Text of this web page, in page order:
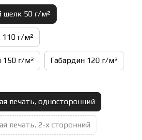
шелк 50 г/м²
110 г/м²
150 г/м² Габардин 120 г/м²
печать, односторонний
печать, 2-х сторонний